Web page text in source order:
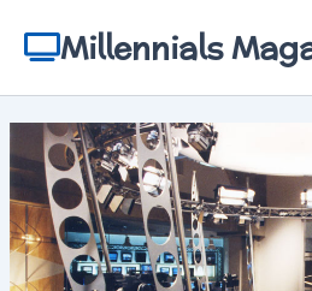
contenuMillennials